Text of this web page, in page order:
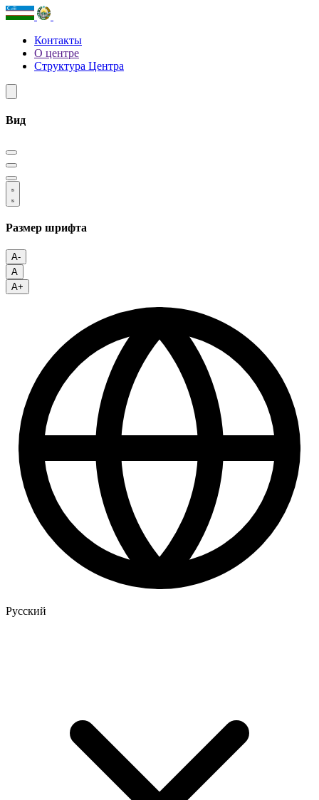
Контакты
О центре
Структура Центра
Вид
Размер шрифта
A-
A
A+
Русский